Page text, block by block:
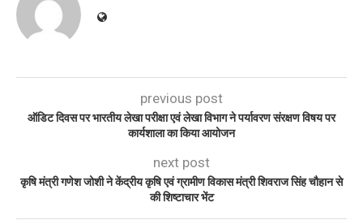
previous post
ऑडिट दिवस पर भारतीय लेखा परीक्षा एवं लेखा विभाग ने पर्यावरण संरक्षण विषय पर
कार्यशाला का किया आयोजन
next post
कृषि मंत्री गणेश जोशी ने केंद्रीय कृषि एवं ग्रामीण विकास मंत्री शिवराज सिंह चौहान से
की शिष्टाचार भेंट